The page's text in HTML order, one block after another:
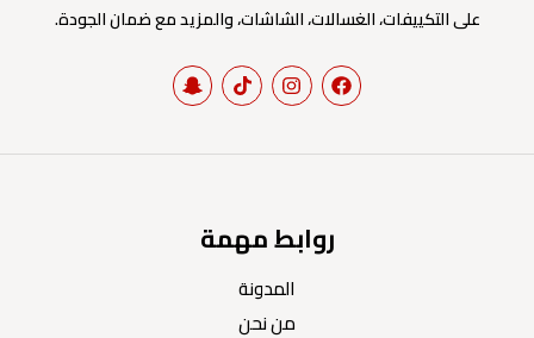
على التكييفات، الغسالات، الشاشات، والمزيد مع ضمان الجودة.
روابط مهمة
المدونة
من نحن